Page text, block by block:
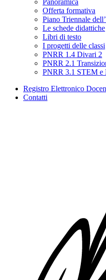
Panoramica
Offerta formativa
Piano Triennale
Le schede didattiche
Libri di testo
I progetti delle classi
PNRR 1.4 Divari 2
PNRR 2.1
PNRR 3.1 STEM e
Registro Elettronico
Contatti